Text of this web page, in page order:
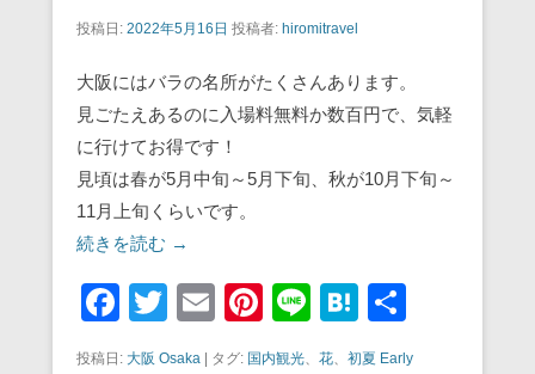
投稿日: 2022年5月16日 投稿者: hiromitravel
大阪にはバラの名所がたくさんあります。
見ごたえあるのに入場料無料か数百円で、気軽
に行けてお得です！
見頃は春が5月中旬～5月下旬、秋が10月下旬～
11月上旬くらいです。
続きを読む →
F
a
T
wi
E
m
Pi
nt
Li
n
H
at
投稿日: 大阪 Osaka タグ: 国内観光、 花、 初夏 Early